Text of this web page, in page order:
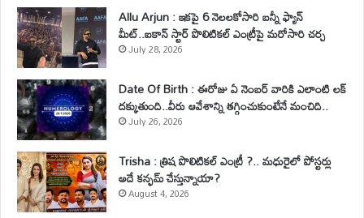
Allu Arjun : ఇకపై 6 నెలలకోసారి బన్నీ ఫ్యాన్
మీట్..ఐకాన్ స్టార్ పొలిటికల్ ఎంట్రీపై మరోసారి చర్చ
July 28, 2026
Date Of Birth : ఈరోజు ఏ నెంబర్ వారికి ఎలాంటి లక్
దక్కుతుంది..వీరు ఆవేశాన్ని తగ్గించుకుంటేనే మంచిది..
July 26, 2026
Trisha : త్రిష పొలిటికల్ ఎంట్రీ ?.. మధురైలో పోస్టర్లు
అదే కన్ఫమ్ చేస్తున్నాయా?
August 4, 2026